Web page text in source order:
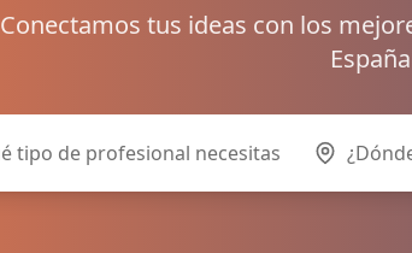
Conectamos tus ideas con los
España